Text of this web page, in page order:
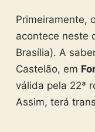
Primeiramente,
acontece neste
Brasília). A
Castelão, em
válida pela 22ª
Assim, terá